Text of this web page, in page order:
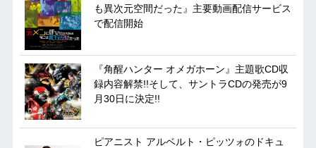
も異次元空間だった』主要動画配信サービス
で配信開始
『角醒ハンター オメガホーン』主題歌CD収
録内容解禁!!そして、サントラCDの発売が9
月30日に決定!!
ピアニスト アルベルト・ピッツォのドキュ